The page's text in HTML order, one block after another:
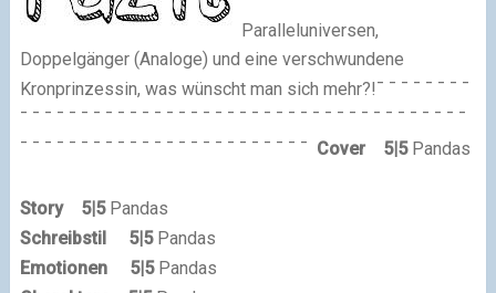
Paralleluniversen,
Doppelgänger (Analoge) und eine verschwundene
Kronprinzessin, was wünscht man sich mehr?!¯ ¯ ¯ ¯ ¯ ¯ ¯ ¯
¯ ¯ ¯ ¯ ¯ ¯ ¯ ¯ ¯ ¯ ¯ ¯ ¯ ¯ ¯ ¯ ¯ ¯ ¯ ¯ ¯ ¯ ¯ ¯ ¯ ¯ ¯ ¯ ¯ ¯ ¯ ¯ ¯ ¯ ¯ ¯ ¯
¯ ¯ ¯ ¯ ¯ ¯ ¯ ¯ ¯ ¯ ¯ ¯ ¯ ¯ ¯ ¯ ¯ ¯ ¯ ¯ ¯ ¯ ¯ ¯ Cover 5|5 Pandas
Story 5|5 Pandas
Schreibstil
5|5 Pandas
Emotionen
5|5 Pandas